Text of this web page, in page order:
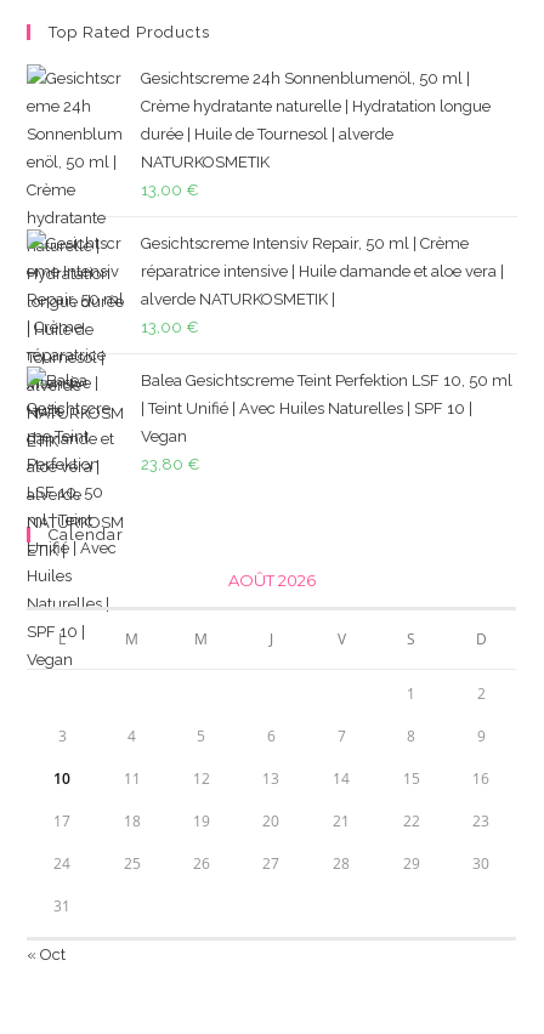
Top Rated Products
Gesichtscreme 24h Sonnenblumenöl, 50 ml |
Crème hydratante naturelle | Hydratation longue
durée | Huile de Tournesol | alverde
NATURKOSMETIK
13,00 €
Gesichtscreme Intensiv Repair, 50 ml | Crème
réparatrice intensive | Huile damande et aloe vera |
alverde NATURKOSMETIK |
13,00 €
Balea Gesichtscreme Teint Perfektion LSF 10, 50 ml
| Teint Unifié | Avec Huiles Naturelles | SPF 10 |
Vegan
23,80 €
Calendar
AOÛT 2026
L M M J V S D
1 2
3 4 5 6 7 8 9
10 11 12 13 14 15 16
17 18 19 20 21 22 23
24 25 26 27 28 29 30
31
« Oct